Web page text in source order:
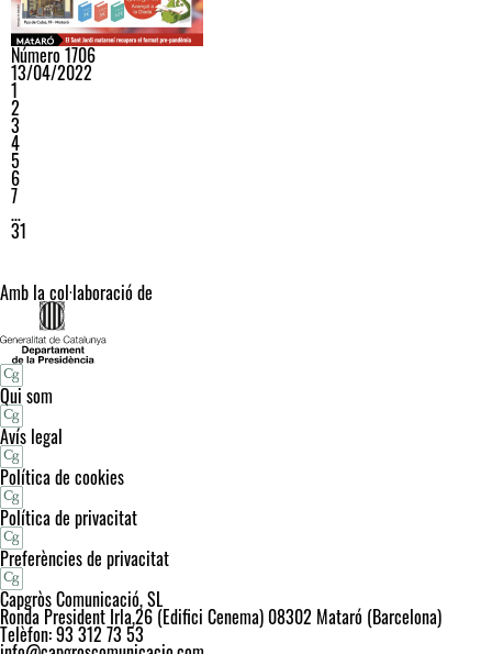
Número 1706
13/04/2022
1
2
3
4
5
6
7
…
31
Amb la col·laboració de
Qui som
Avís legal
Política de cookies
Política de privacitat
Preferències de privacitat
Capgròs Comunicació, SL
Ronda President Irla,26 (Edifici Cenema) 08302 Mataró (Barcelona)
Telèfon: 93 312 73 53